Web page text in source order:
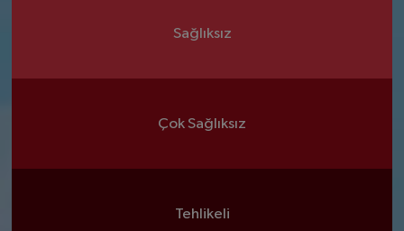
Sağlıksız
Çok Sağlıksız
Tehlikeli